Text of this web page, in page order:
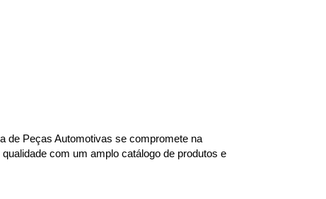
de Peças Automotivas se compromete na
com um amplo catálogo de produtos e